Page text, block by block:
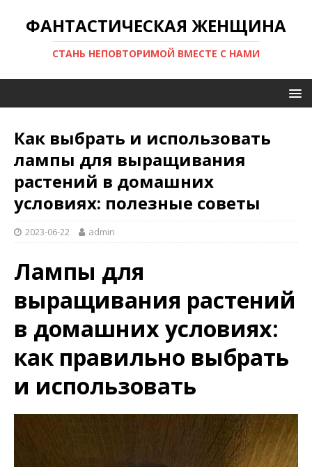
ФАНТАСТИЧЕСКАЯ ЖЕНЩИНА
СТАНЬ НЕПОВТОРИМОЙ ВМЕСТЕ С НАМИ
Как выбрать и использовать
лампы для выращивания
растений в домашних
условиях: полезные советы
2023-06-22 admin
Лампы для
выращивания растений
в домашних условиях:
как правильно выбрать
и использовать